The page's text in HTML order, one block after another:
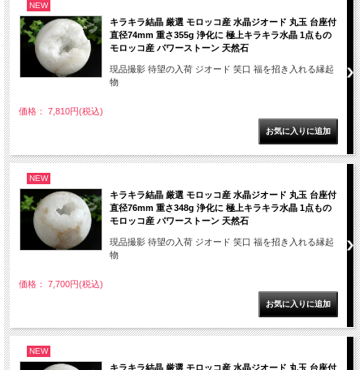
NEW
キラキラ結晶 厳選 モロッコ産 水晶ジオード 丸玉 台座付
直径74mm 重さ355g 浄化に 極上キラキラ水晶 1点もの
モロッコ産 パワーストーン 天然石
現品撮影 待望の入荷 ジオード 笑口 福を招き入れる縁起
物
価格： 7,810円(税込)
NEW
キラキラ結晶 厳選 モロッコ産 水晶ジオード 丸玉 台座付
直径76mm 重さ348g 浄化に 極上キラキラ水晶 1点もの
モロッコ産 パワーストーン 天然石
現品撮影 待望の入荷 ジオード 笑口 福を招き入れる縁起
物
価格： 7,700円(税込)
NEW
キラキラ結晶 厳選 モロッコ産 水晶ジオード 丸玉 台座付